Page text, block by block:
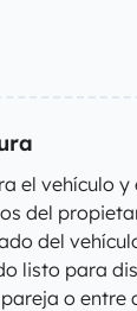
el vehículo y
del
del
listo para
o entre